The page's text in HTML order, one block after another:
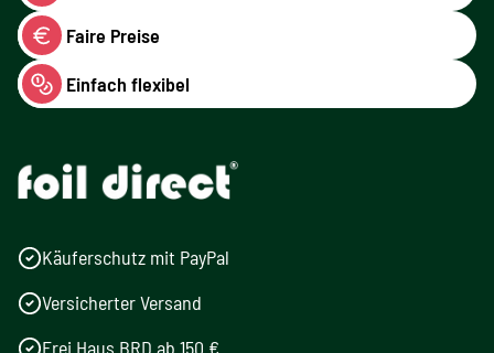
Faire Preise
Einfach flexibel
Käuferschutz mit PayPal
Versicherter Versand
Frei Haus BRD ab 150 €